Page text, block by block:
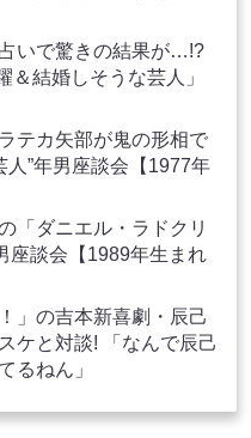
いで驚きの結果が…!?
結婚しそうな芸人」
テカ矢部が鬼の形相で
”年男座談会【1977年
「ダニエル・ラドクリ
座談会【1989年生まれ
」の吉本新喜劇・辰己
ケと対談! 「なんで辰己
るねん」